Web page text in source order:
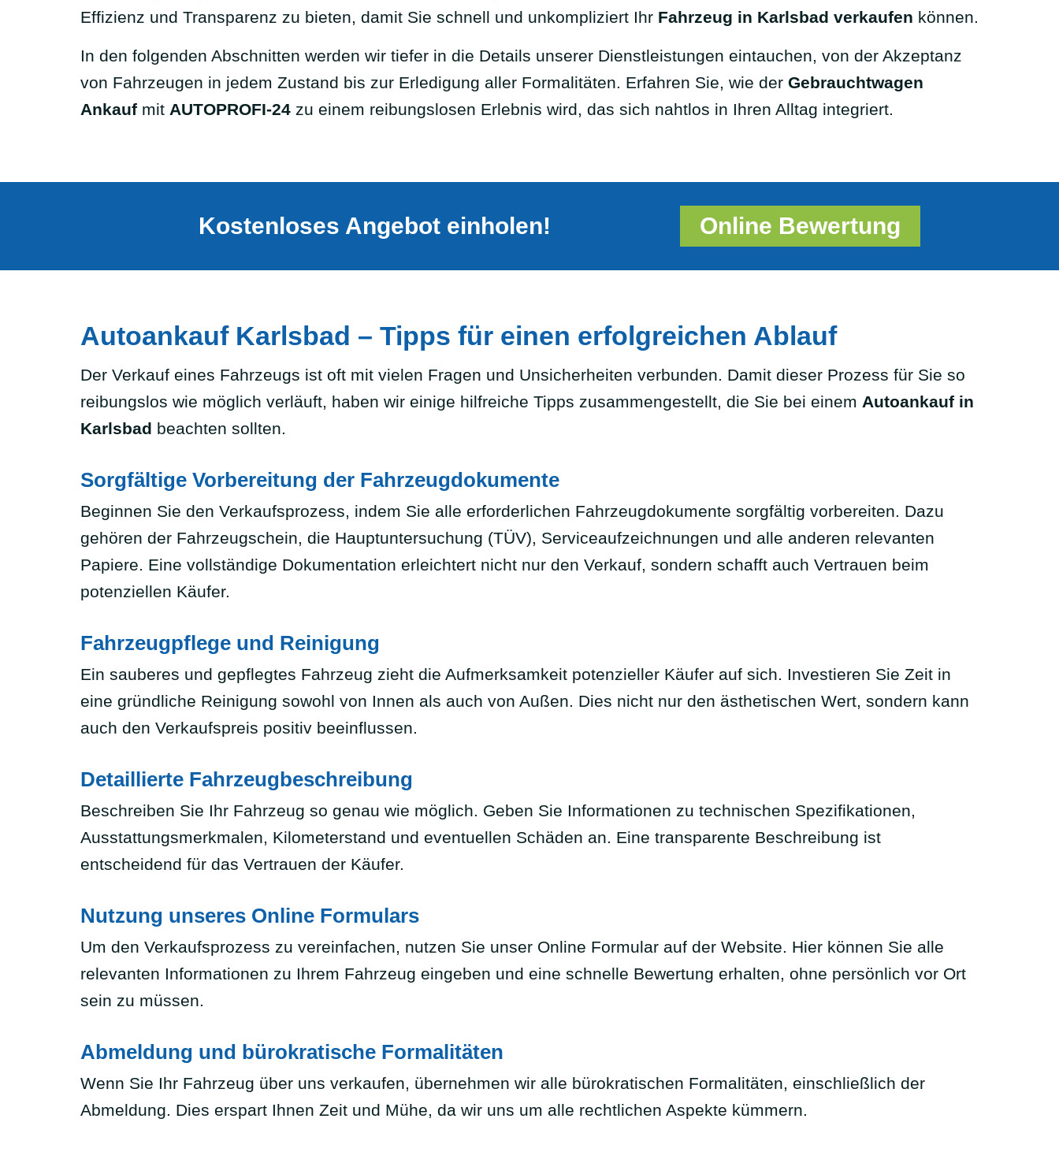
Effizienz und Transparenz zu bieten, damit Sie schnell und unkompliziert Ihr Fahrzeug in Karlsbad verkaufen können.
In den folgenden Abschnitten werden wir tiefer in die Details unserer Dienstleistungen eintauchen, von der Akzeptanz
von Fahrzeugen in jedem Zustand bis zur Erledigung aller Formalitäten. Erfahren Sie, wie der Gebrauchtwagen
Ankauf mit AUTOPROFI-24 zu einem reibungslosen Erlebnis wird, das sich nahtlos in Ihren Alltag integriert.
Kostenloses Angebot einholen! Online Bewertung
Autoankauf Karlsbad – Tipps für einen erfolgreichen Ablauf
Der Verkauf eines Fahrzeugs ist oft mit vielen Fragen und Unsicherheiten verbunden. Damit dieser Prozess für Sie so
reibungslos wie möglich verläuft, haben wir einige hilfreiche Tipps zusammengestellt, die Sie bei einem Autoankauf in
Karlsbad beachten sollten.
Sorgfältige Vorbereitung der Fahrzeugdokumente
Beginnen Sie den Verkaufsprozess, indem Sie alle erforderlichen Fahrzeugdokumente sorgfältig vorbereiten. Dazu
gehören der Fahrzeugschein, die Hauptuntersuchung (TÜV), Serviceaufzeichnungen und alle anderen relevanten
Papiere. Eine vollständige Dokumentation erleichtert nicht nur den Verkauf, sondern schafft auch Vertrauen beim
potenziellen Käufer.
Fahrzeugpflege und Reinigung
Ein sauberes und gepflegtes Fahrzeug zieht die Aufmerksamkeit potenzieller Käufer auf sich. Investieren Sie Zeit in
eine gründliche Reinigung sowohl von Innen als auch von Außen. Dies nicht nur den ästhetischen Wert, sondern kann
auch den Verkaufspreis positiv beeinflussen.
Detaillierte Fahrzeugbeschreibung
Beschreiben Sie Ihr Fahrzeug so genau wie möglich. Geben Sie Informationen zu technischen Spezifikationen,
Ausstattungsmerkmalen, Kilometerstand und eventuellen Schäden an. Eine transparente Beschreibung ist
entscheidend für das Vertrauen der Käufer.
Nutzung unseres Online Formulars
Um den Verkaufsprozess zu vereinfachen, nutzen Sie unser Online Formular auf der Website. Hier können Sie alle
relevanten Informationen zu Ihrem Fahrzeug eingeben und eine schnelle Bewertung erhalten, ohne persönlich vor Ort
sein zu müssen.
Abmeldung und bürokratische Formalitäten
Wenn Sie Ihr Fahrzeug über uns verkaufen, übernehmen wir alle bürokratischen Formalitäten, einschließlich der
Abmeldung. Dies erspart Ihnen Zeit und Mühe, da wir uns um alle rechtlichen Aspekte kümmern.